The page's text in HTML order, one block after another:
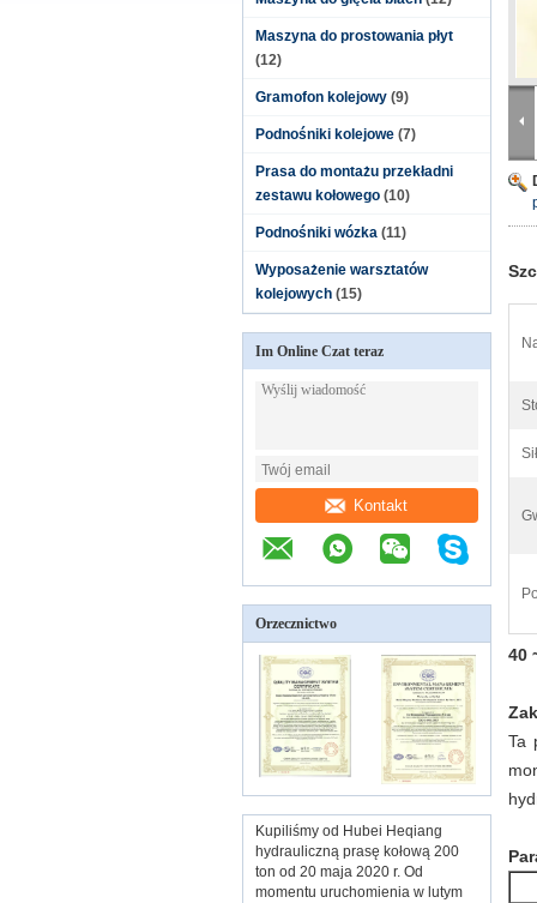
Maszyna do prostowania płyt
(12)
Gramofon kolejowy (9)
Podnośniki kolejowe (7)
Prasa do montażu przekładni
zestawu kołowego (10)
Podnośniki wózka (11)
Wyposażenie warsztatów
kolejowych (15)
Im Online Czat teraz
Kontakt
Orzecznictwo
Kupiliśmy od Hubei Heqiang
hydrauliczną prasę kołową 200
ton od 20 maja 2020 r. Od
momentu uruchomienia w lutym
40
Ta